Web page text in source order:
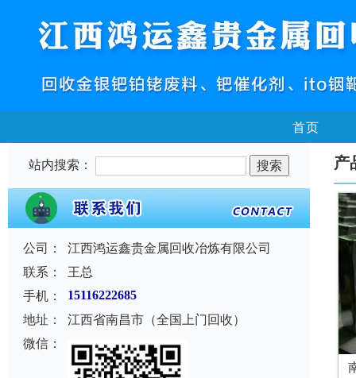
首页
站内搜索：
公司：
江西鸿运鑫贵金属回收冶炼有限公司
联系：
王总
手机：
15116222685
地址：
江西省南昌市（全国上门回收）
微信：
产